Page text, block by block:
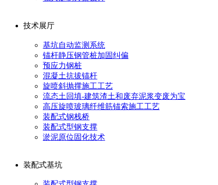
技术展厅
基坑自动监测系统
锚杆静压钢管桩加固纠偏
预应力钢桩
混凝土抗拔锚杆
旋喷斜抛撑施工工艺
流态土回填-建筑渣土和废弃泥浆变废为宝
高压旋喷玻璃纤维筋锚索施工工艺
装配式钢栈桥
装配式型钢支撑
淤泥原位固化技术
装配式基坑